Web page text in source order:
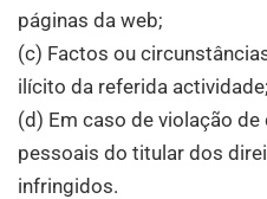
páginas da web;
(c) Factos ou
ilícito da referida actividade;
(d) Em caso de violação
pessoais do titular dos
infringidos.